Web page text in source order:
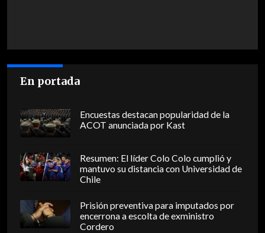
En portada
Encuestas destacan popularidad de la
ACOT anunciada por Kast
Resumen: El líder Colo Colo cumplió y
mantuvo su distancia con Universidad de
Chile
Prisión preventiva para imputados por
encerrona a escolta de exministro
Cordero